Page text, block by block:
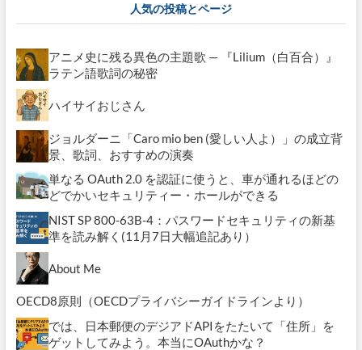
載
法
律
公
布
れ
ま
し
た
ブ
人気の投稿とページ
アニメ史に残る異色の主題歌 — 『Lilium（白百合）』
ラテン語歌詞の秘密
ハイサイおじさん
ジョルダーニ「Caro mio ben (愛しい人よ）」の成立背
景、歌詞、おすすめの演奏
単なる OAuth 2.0 を認証に使うと、車が通れるほどの
どでかいセキュリティー・ホールができる
NIST SP 800-63B-4：パスワードセキュリティの新基
準を読み解く(11月7日大幅追記あり）
About Me
OECD8原則（OECDプライバシーガイドラインより）
では、日本郵便のデジアドAPIをたたいて「住所」を
ゲットしてみよう。本当にOAuthかな？